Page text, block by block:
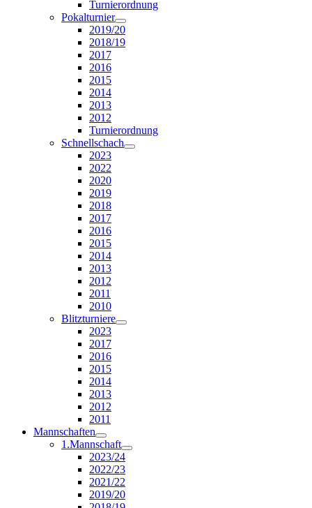
Turnierordnung
Pokalturnier
2019/20
2018/19
2017
2016
2015
2014
2013
2012
Turnierordnung
Schnellschach
2023
2022
2020
2019
2018
2017
2016
2015
2014
2013
2012
2011
2010
Blitzturniere
2023
2017
2016
2015
2014
2013
2012
2011
Mannschaften
1.Mannschaft
2023/24
2022/23
2021/22
2019/20